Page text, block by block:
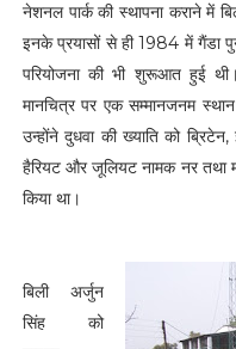
नेशनल पार्क की स्थापना कराने में
इनके प्रयासों से ही 1984 में गैंडा
परियोजना की भी शुरूआत हुई
मानचित्र पर एक सम्मानजनम
उन्होंने दुधवा की ख्याति को
हैरियट और जूलियट नामक नर तथा
किया था।
बिली अर्जुन
सिंह को